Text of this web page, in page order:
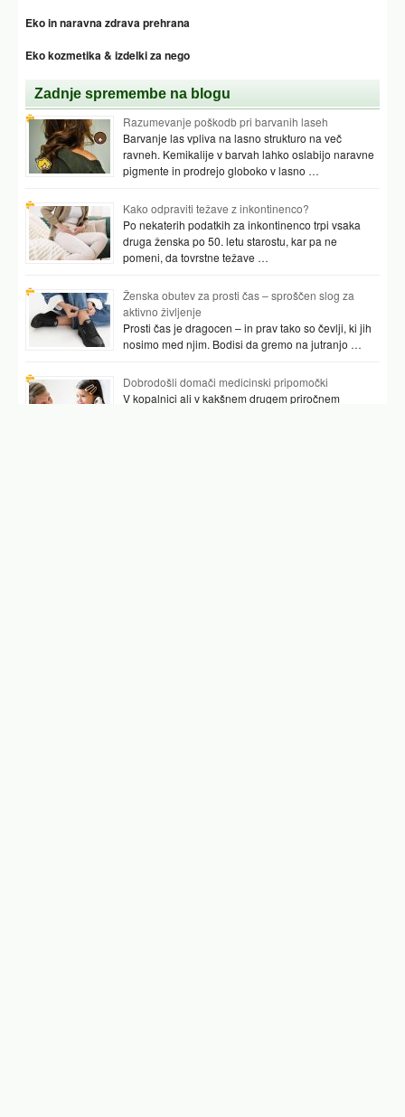
Eko in naravna zdrava prehrana
Eko kozmetika & izdelki za nego
Zadnje spremembe na blogu
Razumevanje poškodb pri barvanih laseh
Barvanje las vpliva na lasno strukturo na več
ravneh. Kemikalije v barvah lahko oslabijo naravne
pigmente in prodrejo globoko v lasno …
Kako odpraviti težave z inkontinenco?
Po nekaterih podatkih za inkontinenco trpi vsaka
druga ženska po 50. letu starostu, kar pa ne
pomeni, da tovrstne težave …
Ženska obutev za prosti čas – sproščen slog za
aktivno življenje
Prosti čas je dragocen – in prav tako so čevlji, ki jih
nosimo med njim. Bodisi da gremo na jutranjo …
Dobrodošli domači medicinski pripomočki
V kopalnici ali v kakšnem drugem priročnem